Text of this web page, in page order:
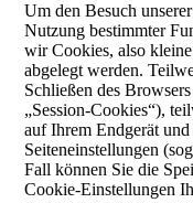
Um den Besuch
Nutzung bestimmter
wir Cookies, also
abgelegt werden.
Schließen des
„Session-Cookies“),
auf Ihrem Endgerät
Seiteneinstellungen
Fall können Sie die
Cookie-Einstellungen